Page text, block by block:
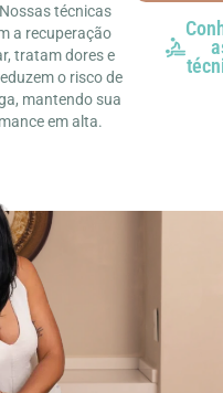
técnicas
a recuperação
tratam dores e
o risco de
mantendo sua
em alta.